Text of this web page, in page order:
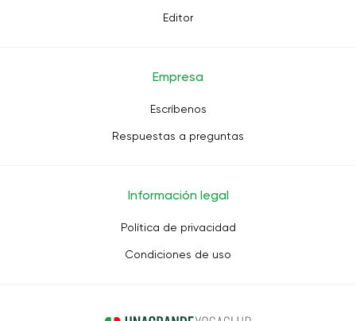
Editor
Empresa
Escríbenos
Respuestas a preguntas
Información legal
Política de privacidad
Condiciones de uso